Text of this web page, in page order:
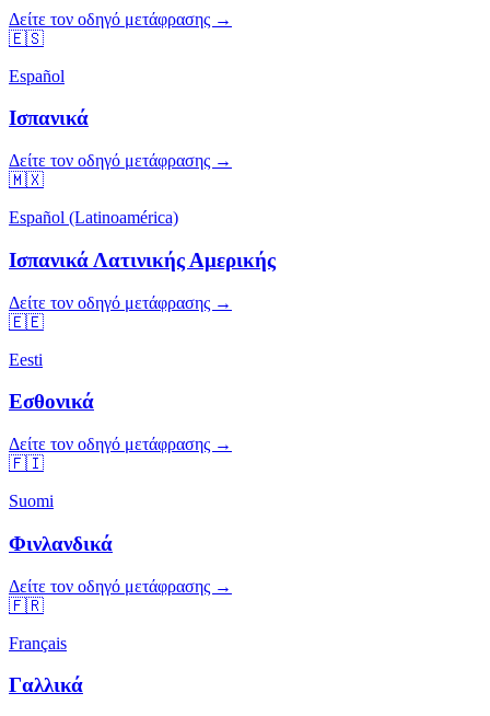
Δείτε τον οδηγό μετάφρασης →
🇪🇸
Español
Ισπανικά
Δείτε τον οδηγό μετάφρασης →
🇲🇽
Español (Latinoamérica)
Ισπανικά Λατινικής Αμερικής
Δείτε τον οδηγό μετάφρασης →
🇪🇪
Eesti
Εσθονικά
Δείτε τον οδηγό μετάφρασης →
🇫🇮
Suomi
Φινλανδικά
Δείτε τον οδηγό μετάφρασης →
🇫🇷
Français
Γαλλικά